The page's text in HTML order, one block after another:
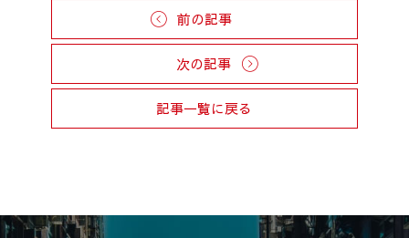
前の記事
次の記事
記事一覧に戻る